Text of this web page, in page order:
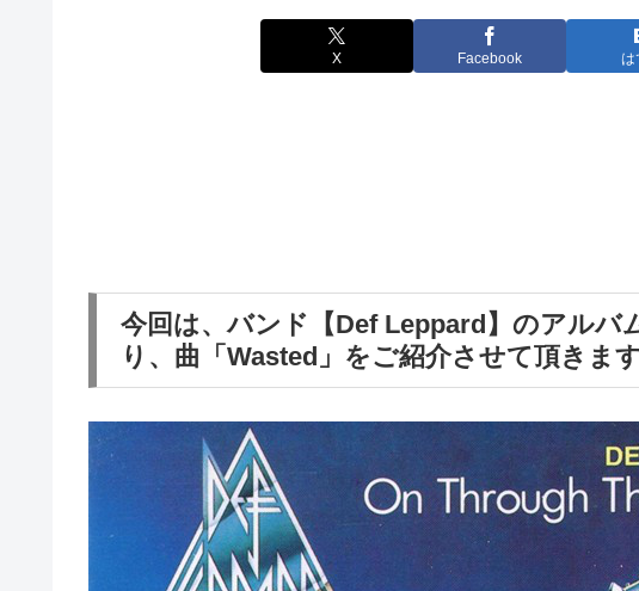
X Facebook は
今回は、バンド【Def Leppard】のアルバ
り、曲「Wasted」をご紹介させて頂きます